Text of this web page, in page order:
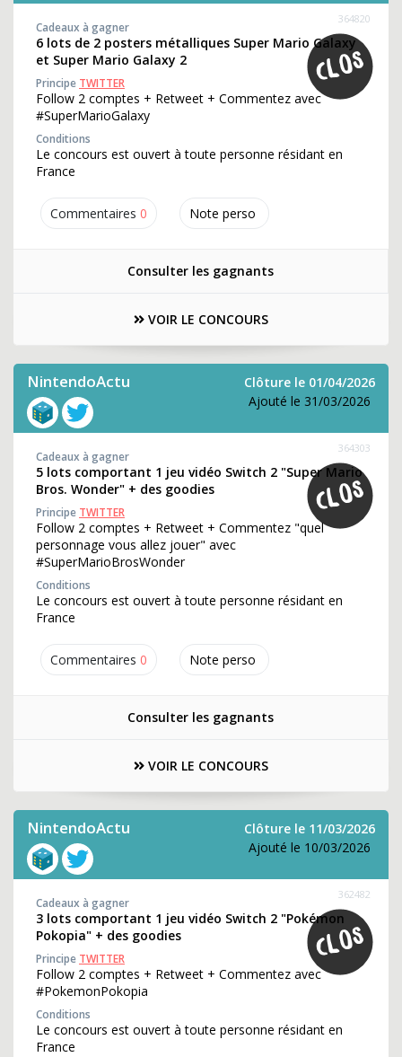
Commentaires 0 Note perso
364820
Cadeaux à gagner
6 lots de 2 posters métalliques Super Mario Galaxy
et Super Mario Galaxy 2
Principe TWITTER
Follow 2 comptes + Retweet + Commentez avec
#SuperMarioGalaxy
Conditions
Le concours est ouvert à toute personne résidant en
France
Consulter les gagnants
VOIR LE CONCOURS
NintendoActu
Clôture le 01/04/2026
Ajouté le 31/03/2026
Commentaires 0 Note perso
364303
Cadeaux à gagner
5 lots comportant 1 jeu vidéo Switch 2 "Super Mario
Bros. Wonder" + des goodies
Principe TWITTER
Follow 2 comptes + Retweet + Commentez "quel
personnage vous allez jouer" avec
#SuperMarioBrosWonder
Conditions
Le concours est ouvert à toute personne résidant en
France
Consulter les gagnants
VOIR LE CONCOURS
NintendoActu
Clôture le 11/03/2026
Ajouté le 10/03/2026
362482
Cadeaux à gagner
3 lots comportant 1 jeu vidéo Switch 2 "Pokémon
Pokopia" + des goodies
Principe TWITTER
Follow 2 comptes + Retweet + Commentez avec
#PokemonPokopia
Conditions
Le concours est ouvert à toute personne résidant en
France